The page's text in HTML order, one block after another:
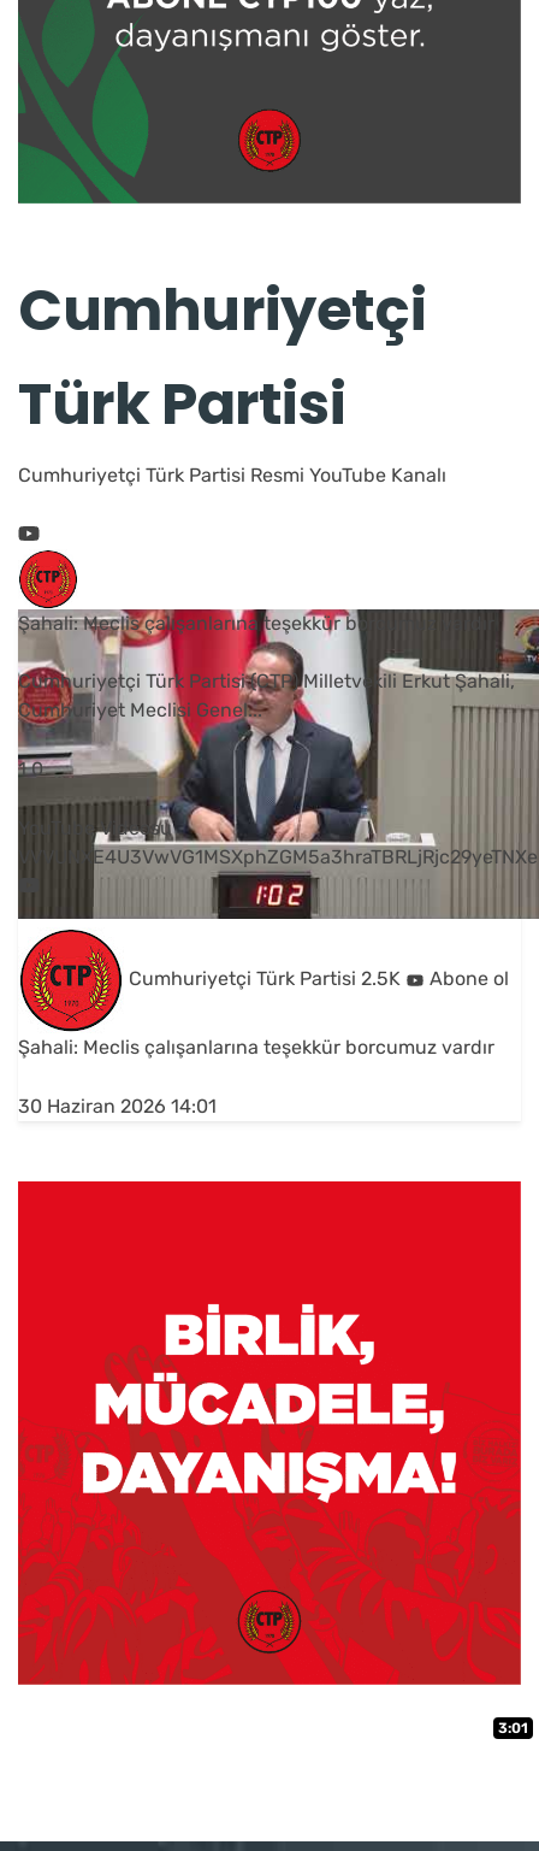
Cumhuriyetçi
Türk Partisi
Cumhuriyetçi Türk Partisi Resmi YouTube Kanalı
3:01
Şahali: Meclis çalışanlarına teşekkür borcumuz vardır
Cumhuriyetçi Türk Partisi (CTP) Milletvekili Erkut Şahali,
Cumhuriyet Meclisi Genel...
1 0
YouTube Videosu
Cumhuriyetçi Türk Partisi 2.5K Abone ol
Şahali: Meclis çalışanlarına teşekkür borcumuz vardır
30 Haziran 2026 14:01